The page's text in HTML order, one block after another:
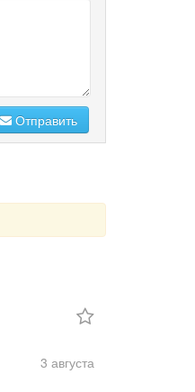
Отправить
3 августа